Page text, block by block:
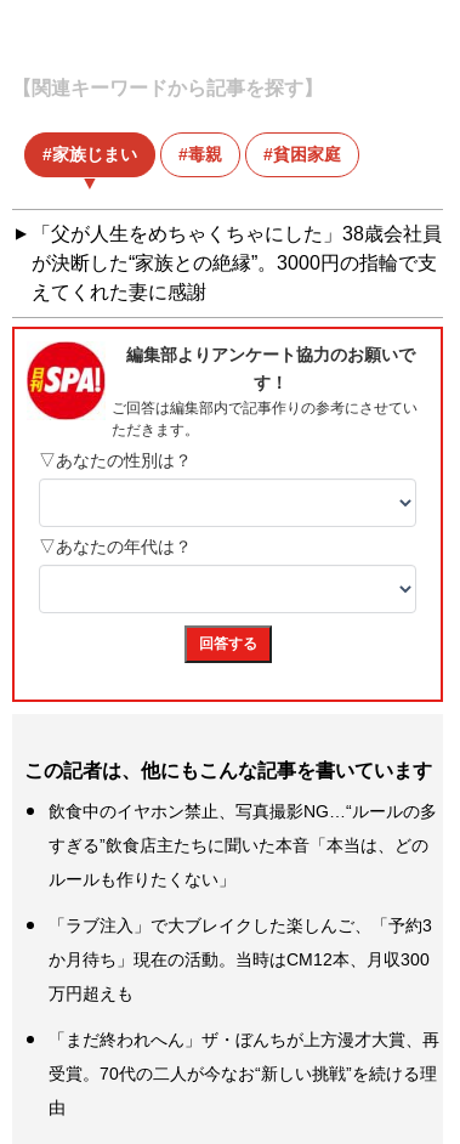
【関連キーワードから記事を探す】
家族じまい 毒親 貧困家庭
「父が人生をめちゃくちゃにした」38歳会社員
が決断した“家族との絶縁”。3000円の指輪で支
えてくれた妻に感謝
この記者は、他にもこんな記事を書いています
飲食中のイヤホン禁止、写真撮影NG…“ルールの多
すぎる”飲食店主たちに聞いた本音「本当は、どの
ルールも作りたくない」
「ラブ注入」で大ブレイクした楽しんご、「予約3
か月待ち」現在の活動。当時はCM12本、月収300
万円超えも
「まだ終われへん」ザ・ぼんちが上方漫才大賞、再
受賞。70代の二人が今なお“新しい挑戦”を続ける理
由